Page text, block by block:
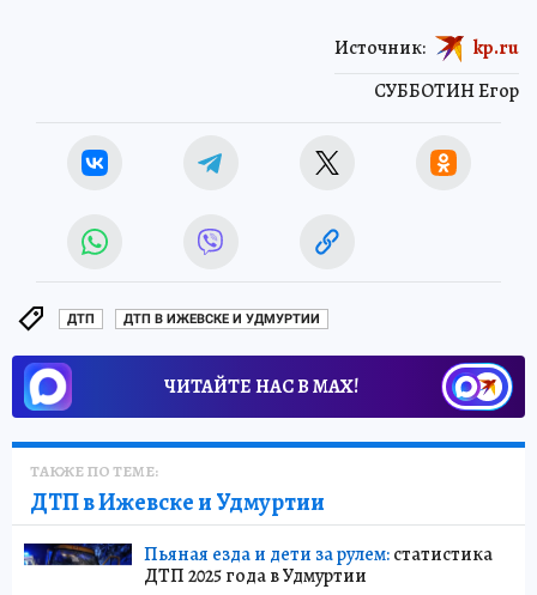
СУББОТИН Егор
Источник: kp.ru
ДТП ДТП В ИЖЕВСКЕ И УДМУРТИИ
ЧИТАЙТЕ НАС В МАХ!
ТАКЖЕ ПО ТЕМЕ:
ДТП в Ижевске и Удмуртии
Пьяная езда и дети за рулем:статистика
ДТП 2025 года в Удмуртии